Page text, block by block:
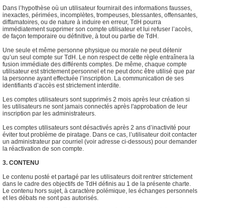
Dans l’hypothèse où un utilisateur fournirait des informations fausses,
inexactes, périmées, incomplètes, trompeuses, blessantes, offensantes,
diffamatoires, ou de nature à induire en erreur, TdH pourra
immédiatement supprimer son compte utilisateur et lui refuser l’accès,
de façon temporaire ou définitive, à tout ou partie de TdH.
Une seule et même personne physique ou morale ne peut détenir
qu’un seul compte sur TdH. Le non respect de cette règle entraînera la
fusion immédiate des différents comptes. De même, chaque compte
utilisateur est strictement personnel et ne peut donc être utilisé que par
la personne ayant effectuée l’inscription. La communication de ses
identifiants d’accès est strictement interdite.
Les comptes utilisateurs sont supprimés 2 mois après leur création si
les utilisateurs ne sont jamais connectés après l'approbation de leur
inscription par les administrateurs.
Les comptes utilisateurs sont désactivés après 2 ans d’inactivité pour
éviter tout problème de piratage. Dans ce cas, l’utilisateur doit contacter
un administrateur par courriel (voir adresse ci-dessous) pour demander
la réactivation de son compte.
3. CONTENU
Le contenu posté et partagé par les utilisateurs doit rentrer strictement
dans le cadre des objectifs de TdH définis au 1 de la présente charte.
Le contenu hors sujet, à caractère polémique, les échanges personnels
et les débats ne sont pas autorisés.